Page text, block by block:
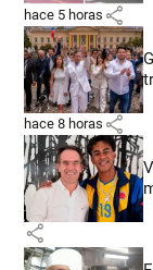
hace 5 horas share
hace 8 horas share
share